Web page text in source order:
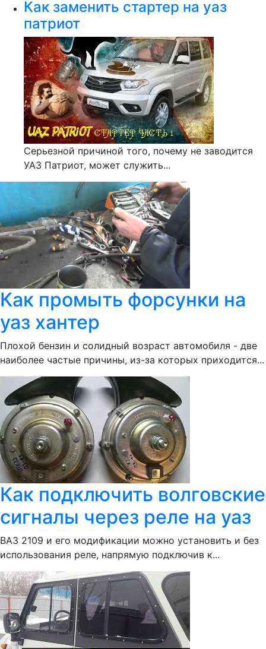
Как заменить стартер на уаз
патриот
Серьезной причиной того, почему не заводится
УАЗ Патриот, может служить...
Как промыть форсунки на
уаз хантер
Плохой бензин и солидный возраст автомобиля - две
наиболее частые причины, из-за которых приходится...
Как подключить волговские
сигналы через реле на уаз
ВАЗ 2109 и его модификации можно установить и без
использования реле, напрямую подключив к...